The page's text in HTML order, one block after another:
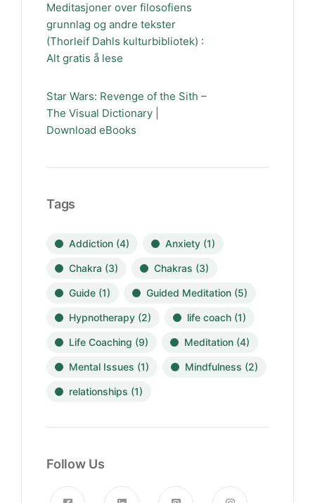
Meditasjoner over filosofiens
grunnlag og andre tekster
(Thorleif Dahls kulturbibliotek) :
Alt gratis å lese
Star Wars: Revenge of the Sith –
The Visual Dictionary |
Download eBooks
Tags
Addiction (4) Anxiety (1)
Chakra (3) Chakras (3)
Guide (1) Guided Meditation (5)
Hypnotherapy (2) life coach (1)
Life Coaching (9) Meditation (4)
Mental Issues (1) Mindfulness (2)
relationships (1)
Follow Us